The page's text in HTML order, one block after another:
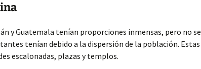
y Guatemala tenían proporciones inmensas, pero no se
tenían debido a la dispersión de la población. Estas
escalonadas, plazas y templos.